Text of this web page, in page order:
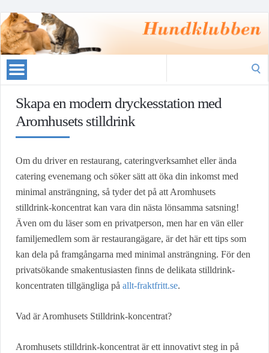
Skapa en modern dryckesstation med
Aromhusets stilldrink
Om du driver en restaurang, cateringverksamhet eller ända
catering evenemang och söker sätt att öka din inkomst med
minimal ansträngning, så tyder det på att Aromhusets
stilldrink-koncentrat kan vara din nästa lönsamma satsning!
Även om du läser som en privatperson, men har en vän eller
familjemedlem som är restaurangägare, är det här ett tips som
kan dela på framgångarna med minimal ansträngning. För den
privatsökande smakentusiasten finns de delikata stilldrink-
koncentraten tillgängliga på allt-fraktfritt.se.
Vad är Aromhusets Stilldrink-koncentrat?
Aromhusets stilldrink-koncentrat är ett innovativt steg in på